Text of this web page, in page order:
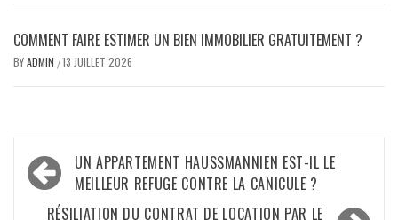
COMMENT FAIRE ESTIMER UN BIEN IMMOBILIER GRATUITEMENT ?
BYADMIN /13 JUILLET 2026
Navigation
de
UN APPARTEMENT HAUSSMANNIEN EST-IL LE
MEILLEUR REFUGE CONTRE LA CANICULE ?
RÉSILIATION DU CONTRAT DE LOCATION PAR LE